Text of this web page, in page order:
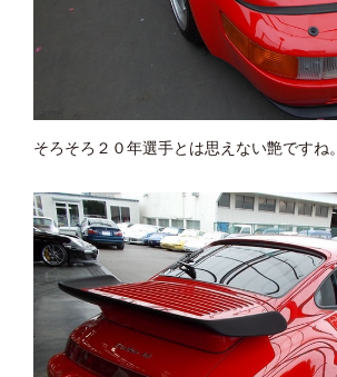
そろそろ２０年選手とは思えない艶ですね。